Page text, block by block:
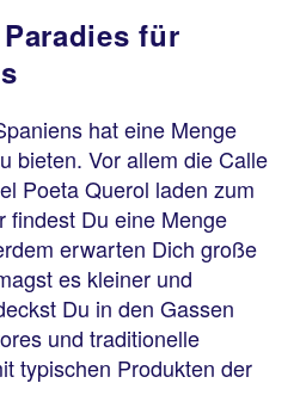
für
hat eine Menge
bieten. Vor allem die Calle
Poeta Querol laden zum
findest Du eine Menge
erwarten Dich große
es kleiner und
Du in den Gassen
und traditionelle
typischen Produkten der